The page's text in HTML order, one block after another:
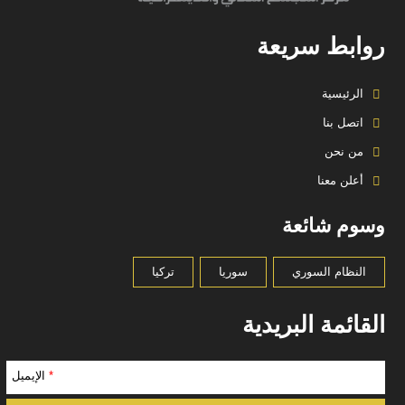
روابط سريعة
الرئيسية
اتصل بنا
من نحن
أعلن معنا
وسوم شائعة
النظام السوري سوريا تركيا
القائمة البريدية
* الإيميل